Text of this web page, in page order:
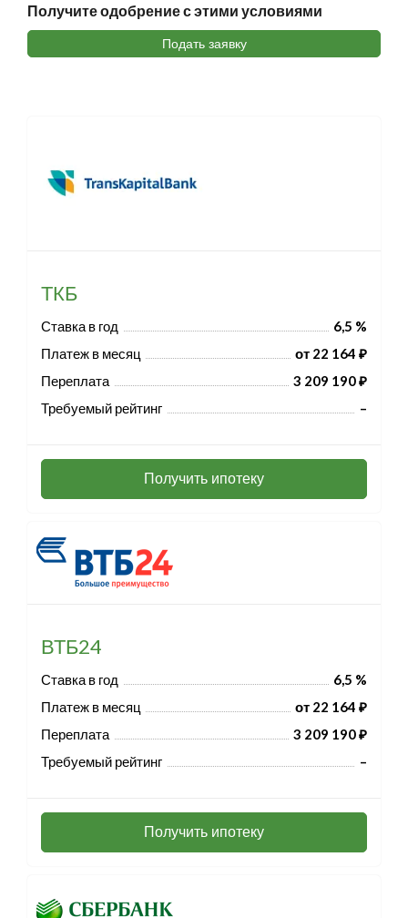
Получите одобрение с этими условиями
Подать заявку
ТКБ
Ставка в год
6,5 %
Платеж в месяц
от 22 164 ₽
Переплата
3 209 190 ₽
Требуемый рейтинг
–
Получить ипотеку
ВТБ24
Ставка в год
6,5 %
Платеж в месяц
от 22 164 ₽
Переплата
3 209 190 ₽
Требуемый рейтинг
–
Получить ипотеку